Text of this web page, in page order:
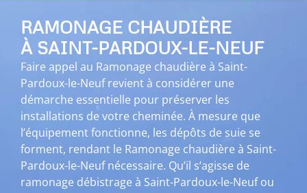
RAMONAGE CHAUDIÈRE
À SAINT-PARDOUX-LE-NEUF
Faire appel au Ramonage chaudière à Saint-
Pardoux-le-Neuf revient à considérer une
démarche essentielle pour préserver les
installations de votre cheminée. À mesure que
l’équipement fonctionne, les dépôts de suie se
forment, rendant le Ramonage chaudière à Saint-
Pardoux-le-Neuf nécessaire. Qu’il s’agisse de
ramonage débistrage à Saint-Pardoux-le-Neuf ou